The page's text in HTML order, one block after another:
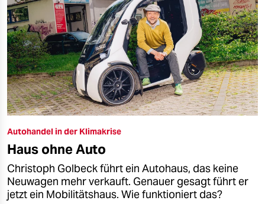
Autohandel in der Klimakrise
Haus ohne Auto
Christoph Golbeck führt ein Autohaus, das keine
Neuwagen mehr verkauft. Genauer gesagt führt er
jetzt ein Mobilitätshaus. Wie funktioniert das?